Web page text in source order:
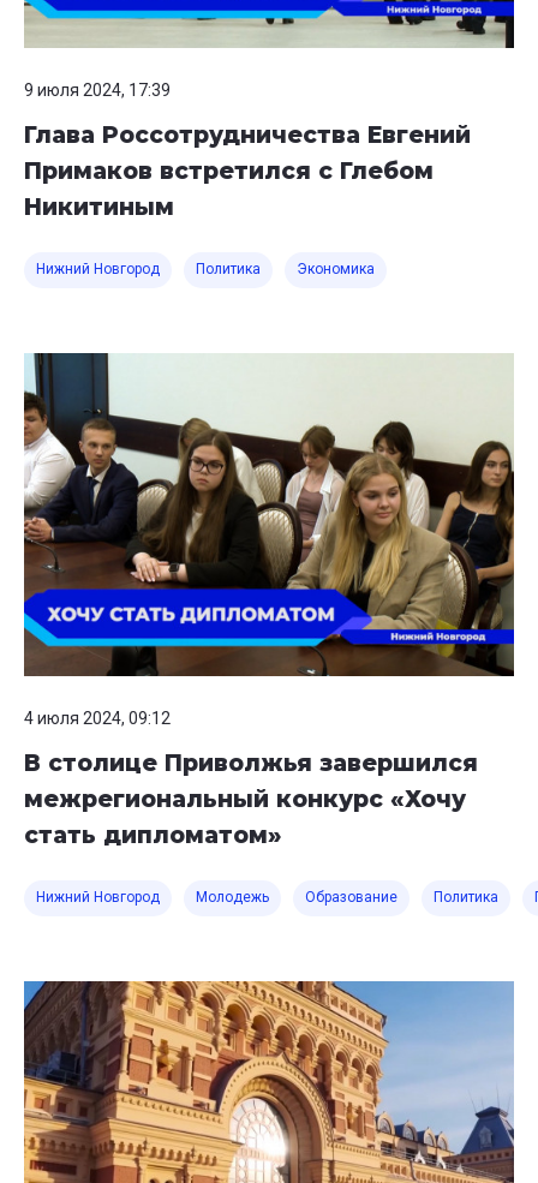
9 июля 2024, 17:39
Глава Россотрудничества Евгений
Примаков встретился с Глебом
Никитиным
Нижний Новгород Политика Экономика
4 июля 2024, 09:12
В столице Приволжья завершился
межрегиональный конкурс «Хочу
стать дипломатом»
Нижний Новгород Молодежь Образование Политика